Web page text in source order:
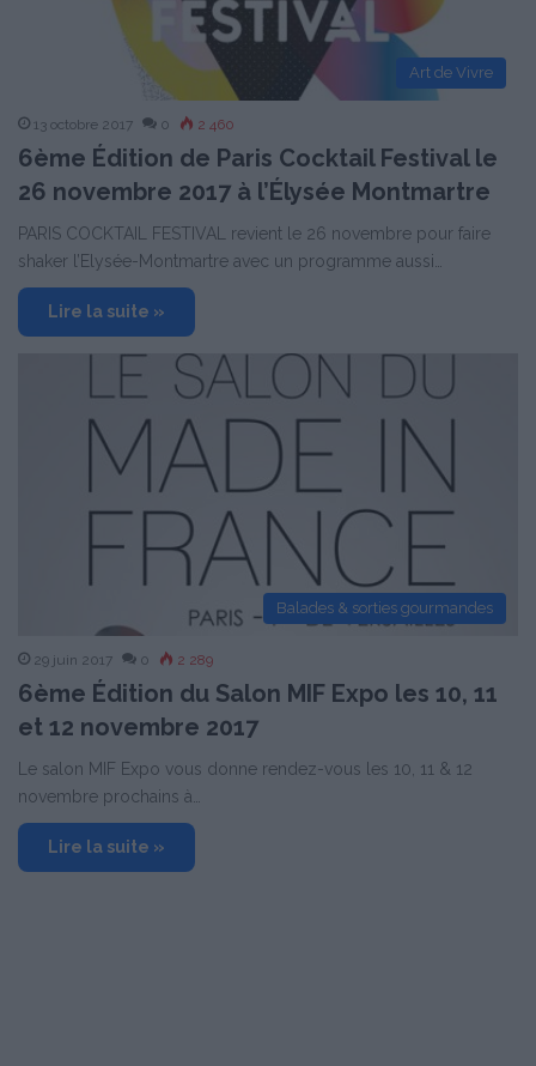
Art de Vivre
13 octobre 2017 0 2 460
6ème Édition de Paris Cocktail Festival le
26 novembre 2017 à l’Élysée Montmartre
PARIS COCKTAIL FESTIVAL revient le 26 novembre pour faire
shaker l’Elysée-Montmartre avec un programme aussi…
Lire la suite »
Balades & sorties gourmandes
29 juin 2017 0 2 289
6ème Édition du Salon MIF Expo les 10, 11
et 12 novembre 2017
Le salon MIF Expo vous donne rendez-vous les 10, 11 & 12
novembre prochains à…
Lire la suite »